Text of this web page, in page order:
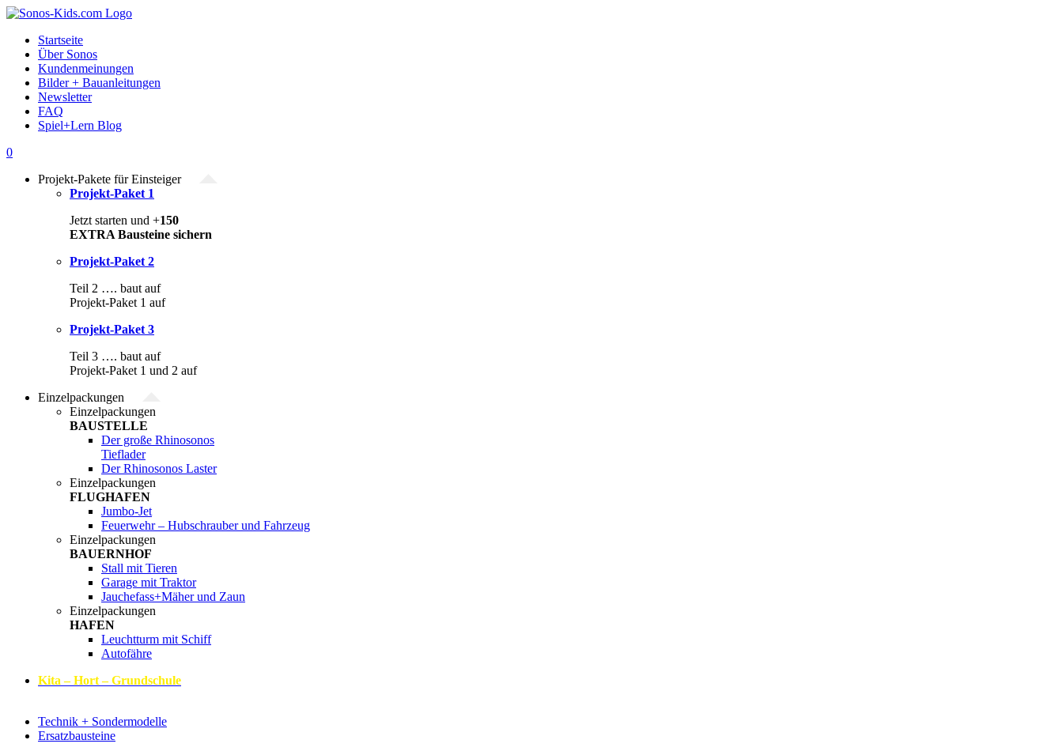
Zum
springenStartseite
Über Sonos
Kundenmeinungen
Bilder + Bauanleitungen
Newsletter
FAQ
Spiel+Lern Blog
0
Projekt-Pakete für Einsteiger
Projekt-Paket 1
Jetzt starten und +150
EXTRA Bausteine sichern
Projekt-Paket 2
Teil 2 …. baut auf
Projekt-Paket 1 auf
Projekt-Paket 3
Teil 3 …. baut auf
Projekt-Paket 1 und 2 auf
Einzelpackungen
Einzelpackungen
BAUSTELLE
Der große Rhinosonos
Tieflader
Der Rhinosonos Laster
Einzelpackungen
FLUGHAFEN
Jumbo-Jet
Feuerwehr – Hubschrauber und Fahrzeug
Einzelpackungen
BAUERNHOF
Stall mit Tieren
Garage mit Traktor
Jauchefass+Mäher und Zaun
Einzelpackungen
HAFEN
Leuchtturm mit Schiff
Autofähre
Kita – Hort – Grundschule
Technik + Sondermodelle
Ersatzbausteine